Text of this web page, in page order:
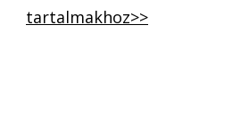
tartalmakhoz>>